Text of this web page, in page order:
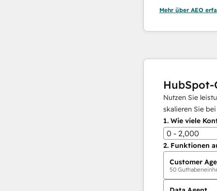
Mehr über AEO
HubSpot-
Nutzen Sie
skalieren Sie
1. Wie viele
0 - 2,000
2. Funktionen
Customer
50